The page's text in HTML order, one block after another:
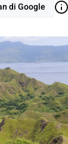
di Google